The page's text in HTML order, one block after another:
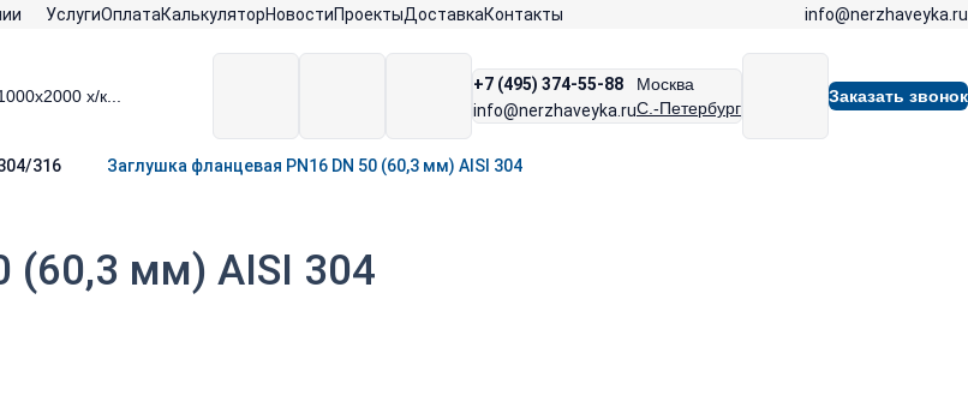
УслугиОплатаКалькуляторНовостиПроектыДоставкаКонтакты info@nerzhaveyka.ru
+7 (495) 374-55-88
info@nerzhaveyka.ru
Москва
С.-Петербург
Заказать звонок
316 Заглушка фланцевая PN16 DN 50 (60,3 мм) AISI 304
(60,3 мм) AISI 304